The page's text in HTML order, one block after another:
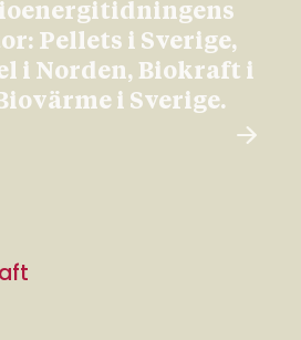
Pellets i Sverige,
i Norden, Biokraft i
i Sverige.